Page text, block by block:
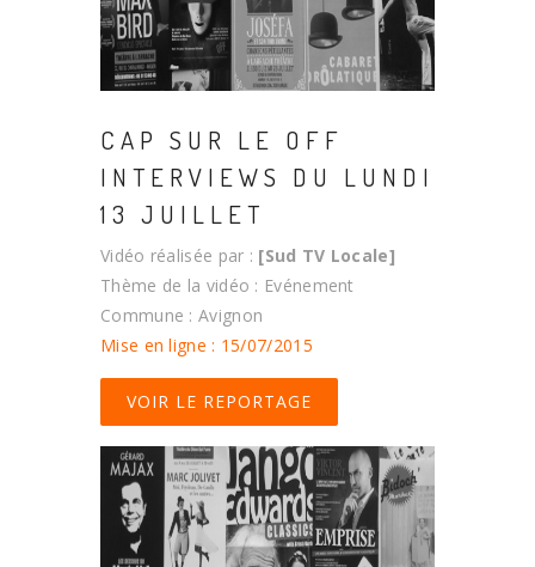
CAP SUR LE OFF
INTERVIEWS DU LUNDI
13 JUILLET
Vidéo réalisée par : [Sud TV Locale]
Thème de la vidéo : Evénement
Commune : Avignon
Mise en ligne : 15/07/2015
VOIR LE REPORTAGE